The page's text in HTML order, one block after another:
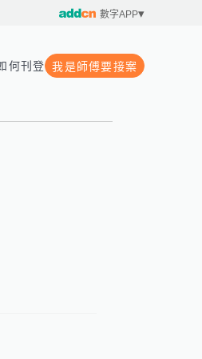
數字APP
何刊登 我是師傅要接案